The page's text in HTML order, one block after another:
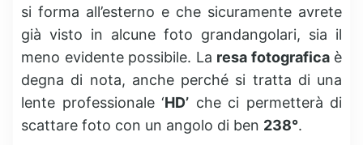
si forma all’esterno e che sicuramente avrete
già visto in alcune foto grandangolari, sia il
meno evidente possibile. La resa fotograficaè
degna di nota, anche perché si tratta di una
lente professionale ‘HD’ che ci permetterà di
scattare foto con un angolo di ben 238°.